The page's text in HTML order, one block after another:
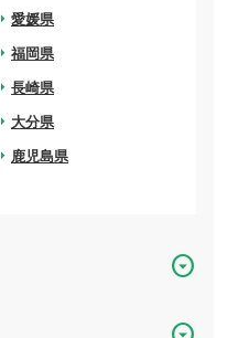
愛媛県
arrow_right
福岡県
arrow_right
長崎県
arrow_right
大分県
arrow_right
鹿児島県
arrow_right
arrow_drop_down_circle